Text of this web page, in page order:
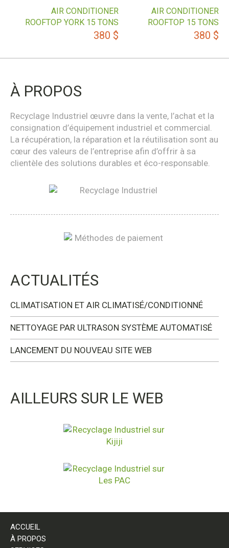
AIR CONDITIONER
ROOFTOP 15 TONS
380 $
AIR CONDITIONER
ROOFTOP YORK 15 TONS
380 $
À PROPOS
Recyclage Industriel œuvre dans la vente, l’achat et la
consignation d’équipement industriel et commercial.
La récupération, la réparation et la réutilisation sont au
cœur des valeurs de l’entreprise afin d’offrir à sa
clientèle des solutions durables et éco-responsable.
ACTUALITÉS
CLIMATISATION ET AIR CLIMATISÉ/CONDITIONNÉ
NETTOYAGE PAR ULTRASON SYSTÈME AUTOMATISÉ
LANCEMENT DU NOUVEAU SITE WEB
AILLEURS SUR LE WEB
ACCUEIL
À PROPOS